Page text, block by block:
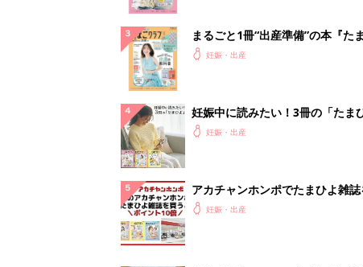
まるごと1冊“出産準備”の本『た
クラブ 夏号』〈スペシャル大特集
妊娠・出産
妊娠中に読みたい！3冊の「たま
よ」妊娠・出産
アカチャンホンポでたまひよ雑誌
うとポイント10倍【期間限定】
妊娠・出産